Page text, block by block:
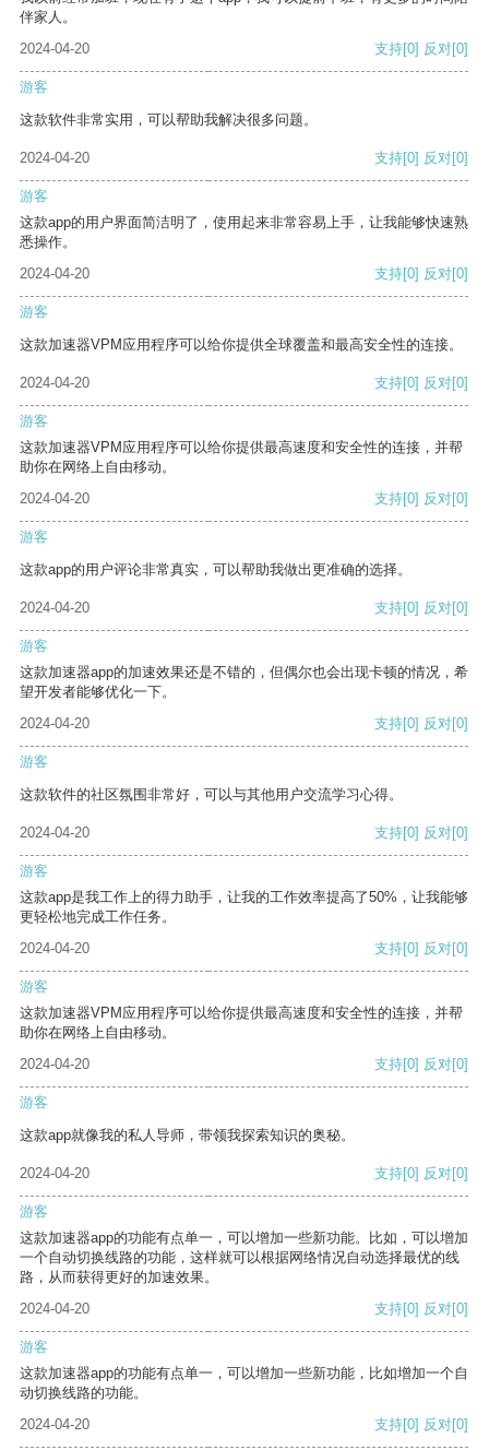
伴家人。
2024-04-20
支持[0] 反对[0]
游客
这款软件非常实用，可以帮助我解决很多问题。
2024-04-20 支持[0] 反对[0]
游客
这款app的用户界面简洁明了，使用起来非常容易上手，让我能够快速熟
悉操作。
2024-04-20
支持[0] 反对[0]
游客
这款加速器VPM应用程序可以给你提供全球覆盖和最高安全性的连接。
2024-04-20 支持[0] 反对[0]
游客
这款加速器VPM应用程序可以给你提供最高速度和安全性的连接，并帮
助你在网络上自由移动。
2024-04-20
支持[0] 反对[0]
游客
这款app的用户评论非常真实，可以帮助我做出更准确的选择。
2024-04-20 支持[0] 反对[0]
游客
这款加速器app的加速效果还是不错的，但偶尔也会出现卡顿的情况，希
望开发者能够优化一下。
2024-04-20
支持[0] 反对[0]
游客
这款软件的社区氛围非常好，可以与其他用户交流学习心得。
2024-04-20 支持[0] 反对[0]
游客
这款app是我工作上的得力助手，让我的工作效率提高了50%，让我能够
更轻松地完成工作任务。
2024-04-20
支持[0] 反对[0]
游客
这款加速器VPM应用程序可以给你提供最高速度和安全性的连接，并帮
助你在网络上自由移动。
2024-04-20
支持[0] 反对[0]
游客
这款app就像我的私人导师，带领我探索知识的奥秘。
2024-04-20 支持[0] 反对[0]
游客
这款加速器app的功能有点单一，可以增加一些新功能。比如，可以增加
一个自动切换线路的功能，这样就可以根据网络情况自动选择最优的线
路，从而获得更好的加速效果。
2024-04-20
支持[0] 反对[0]
游客
这款加速器app的功能有点单一，可以增加一些新功能，比如增加一个自
动切换线路的功能。
2024-04-20
支持[0] 反对[0]